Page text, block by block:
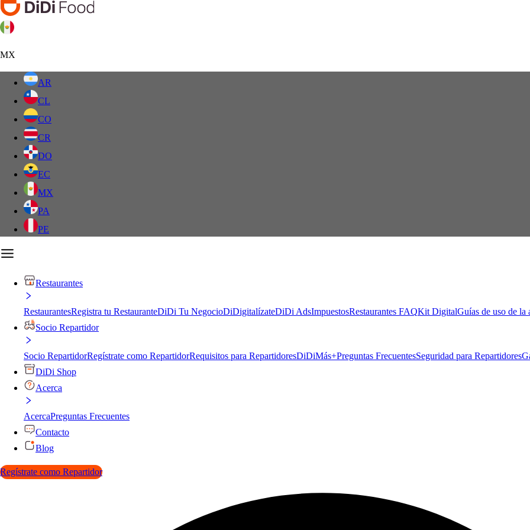
MX
AR
CL
CO
CR
DO
EC
MX
PA
PE
Restaurantes
RestaurantesRegistra tu RestauranteDiDi Tu NegocioDiDigitalízateDiDi AdsImpuestosRestaurantes FAQKit DigitalGuías de uso de la
Socio Repartidor
Socio RepartidorRegístrate como RepartidorRequisitos para RepartidoresDiDiMás+Preguntas FrecuentesSeguridad para Repartidores
DiDi Shop
Acerca
AcercaPreguntas Frecuentes
Contacto
Blog
Regístrate como Repartidor